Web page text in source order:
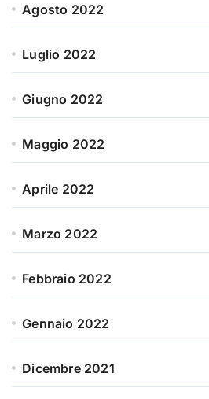
Agosto 2022
Luglio 2022
Giugno 2022
Maggio 2022
Aprile 2022
Marzo 2022
Febbraio 2022
Gennaio 2022
Dicembre 2021